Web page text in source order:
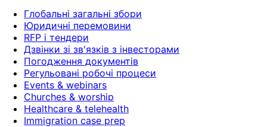
Глобальні загальні збори
Юридичні перемовини
RFP і тендери
Дзвінки зі зв'язків з інвесторами
Погодження документів
Регульовані робочі процеси
Events & webinars
Churches & worship
Healthcare & telehealth
Immigration case prep